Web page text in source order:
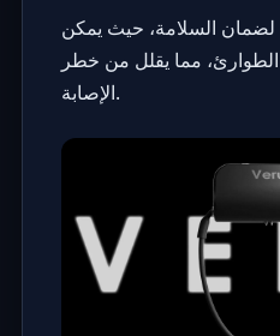
لضمان السلامة، حيث يمكن
الطوارئ، مما يقلل من خطر
الإصابة.